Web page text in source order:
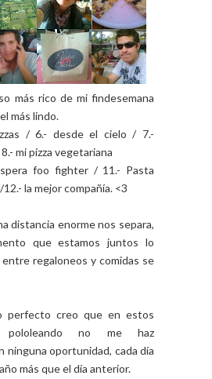
más rico de mi findesemana
más lindo.
/ 6.- desde el cielo / 7.-
mi pizza vegetariana
foo fighter / 11.- Pasta
la mejor compañía. <3
distancia enorme nos separa,
que estamos juntos lo
regaloneos y comidas se
perfecto creo que en estos
pololeando no me haz
ninguna oportunidad, cada día
más que el día anterior.